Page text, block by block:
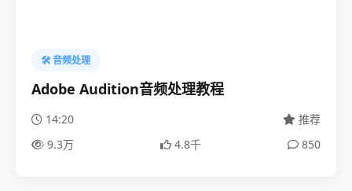
🛠️ 音频处理
Adobe Audition音频处理教程
14:20
推荐
9.3万
4.8千 850